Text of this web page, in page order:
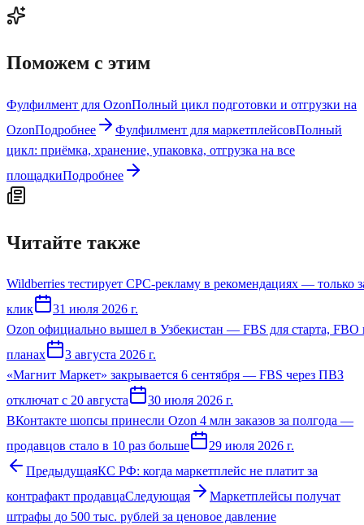
Поможем с этим
Фулфилмент для OzonПолный цикл подготовки и отгрузки на
OzonПодробнее Фулфилмент для маркетплейсовПолный
цикл: приёмка, хранение, упаковка, отгрузка на все
площадкиПодробнее
Читайте также
Wildberries тестирует CPC-рекламу в рекомендациях — только
клик
31 июля 2026 г.
Ozon официально вышел в Узбекистан — FBS для старта, FBO
планах
3 августа 2026 г.
«Магнит Маркет» закрывается 6 сентября — FBS через ПВЗ
отключат с 20 августа
30 июля 2026 г.
ВКонтакте шопсы принесли Ozon 4 млн заказов за полгода —
продавцов стало в 10 раз больше
29 июля 2026 г.
ПредыдущаяКС РФ: когда маркетплейс не платит за
контрафакт продавцаСледующая
Маркетплейсы получат
штрафы до 500 тыс. рублей за ценовое давление